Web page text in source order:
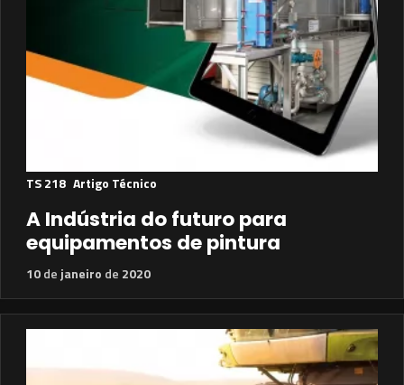
TS 218 Artigo Técnico
A Indústria do futuro para
equipamentos de pintura
10de janeiro de 2020